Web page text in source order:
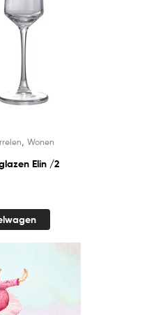
, Wonen
Elin /2